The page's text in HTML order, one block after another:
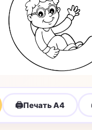
🖨Печать A4